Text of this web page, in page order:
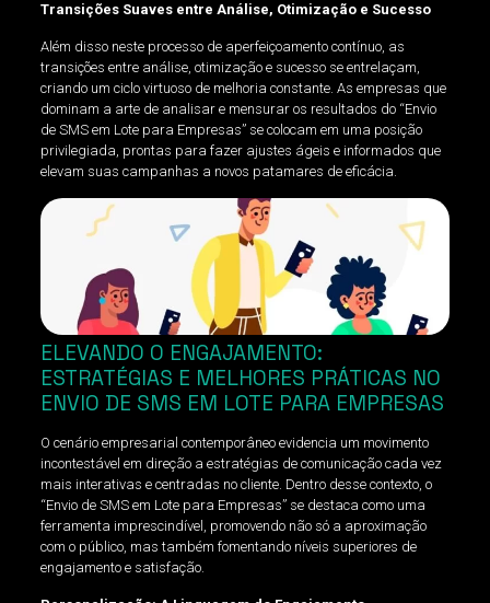
Transições Suaves entre Análise, Otimização e Sucesso
Além disso neste processo de aperfeiçoamento contínuo, as
transições entre análise, otimização e sucesso se entrelaçam,
criando um ciclo virtuoso de melhoria constante. As empresas que
dominam a arte de analisar e mensurar os resultados do “Envio
de SMS em Lote para Empresas” se colocam em uma posição
privilegiada, prontas para fazer ajustes ágeis e informados que
elevam suas campanhas a novos patamares de eficácia.
ELEVANDO O ENGAJAMENTO:
ESTRATÉGIAS E MELHORES PRÁTICAS NO
ENVIO DE SMS EM LOTE PARA EMPRESAS
O cenário empresarial contemporâneo evidencia um movimento
incontestável em direção a estratégias de comunicação cada vez
mais interativas e centradas no cliente. Dentro desse contexto, o
“Envio de SMS em Lote para Empresas” se destaca como uma
ferramenta imprescindível, promovendo não só a aproximação
com o público, mas também fomentando níveis superiores de
engajamento e satisfação.